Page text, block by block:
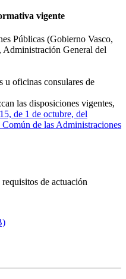
vigente
Públicas (Gobierno Vasco,
General del
u oficinas consulares de
las disposiciones vigentes,
de 1 de octubre, del
de las Administraciones
de actuación